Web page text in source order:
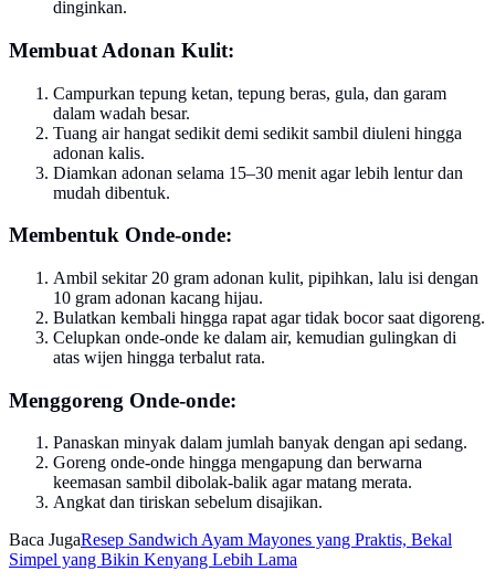
dinginkan.
Membuat Adonan Kulit:
Campurkan tepung ketan, tepung beras, gula, dan garam
dalam wadah besar.
Tuang air hangat sedikit demi sedikit sambil diuleni hingga
adonan kalis.
Diamkan adonan selama 15–30 menit agar lebih lentur dan
mudah dibentuk.
Membentuk Onde-onde:
Ambil sekitar 20 gram adonan kulit, pipihkan, lalu isi dengan
10 gram adonan kacang hijau.
Bulatkan kembali hingga rapat agar tidak bocor saat digoreng.
Celupkan onde-onde ke dalam air, kemudian gulingkan di
atas wijen hingga terbalut rata.
Menggoreng Onde-onde:
Panaskan minyak dalam jumlah banyak dengan api sedang.
Goreng onde-onde hingga mengapung dan berwarna
keemasan sambil dibolak-balik agar matang merata.
Angkat dan tiriskan sebelum disajikan.
Baca JugaResep Sandwich Ayam Mayones yang Praktis, Bekal
Simpel yang Bikin Kenyang Lebih Lama